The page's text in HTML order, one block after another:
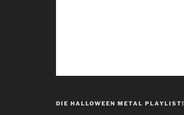
DIE HALLOWEEN METAL PLAYLIST!